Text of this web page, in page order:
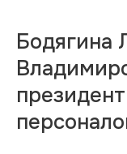
Бодягина